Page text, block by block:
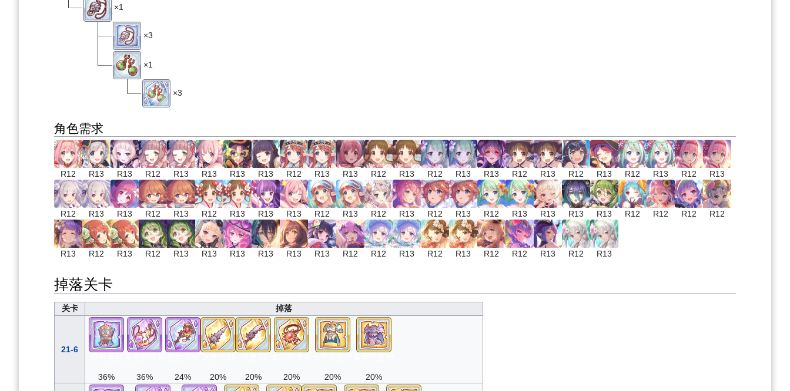
×1
×3
×1
×3
角色需求
R12 R13 R13 R12 R13 R13 R13 R13 R12 R13 R13 R12 R13 R12 R13 R13 R12 R13 R12 R13 R12 R13 R12 R13
R12 R13 R13 R12 R13 R12 R13 R13 R13 R12 R13 R12 R13 R12 R13 R12 R13 R13 R13 R13 R12 R12 R12 R12
R13 R12 R13 R12 R13 R13 R13 R13 R13 R13 R12 R12 R13 R12 R13 R12 R12 R13 R12 R13
掉落关卡
关卡 掉落
21-6
36% 36% 24% 20% 20% 20% 20% 20%